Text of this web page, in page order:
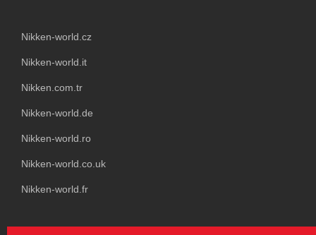
Nikken-world.cz
Nikken-world.it
Nikken.com.tr
Nikken-world.de
Nikken-world.ro
Nikken-world.co.uk
Nikken-world.fr